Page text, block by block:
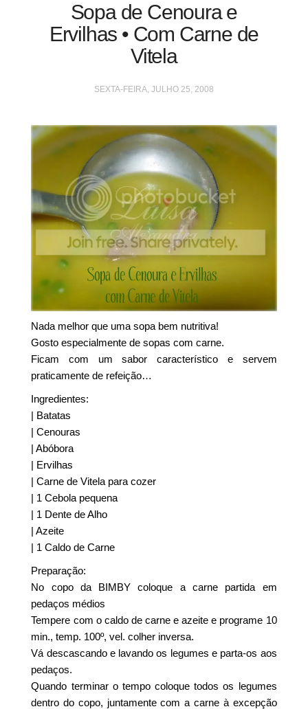
Sopa de Cenoura e
Ervilhas • Com Carne de
Vitela
SEXTA-FEIRA, JULHO 25, 2008
Nada melhor que uma sopa bem nutritiva!
Gosto especialmente de sopas com carne.
Ficam com um sabor característico e servem
praticamente de refeição…
Ingredientes:
| Batatas
| Cenouras
| Abóbora
| Ervilhas
| Carne de Vitela para cozer
| 1 Cebola pequena
| 1 Dente de Alho
| Azeite
| 1 Caldo de Carne
Preparação:
No copo da BIMBY coloque a carne partida em
pedaços médios
Tempere com o caldo de carne e azeite e programe 10
min., temp. 100º, vel. colher inversa.
Vá descascando e lavando os legumes e parta-os aos
pedaços.
Quando terminar o tempo coloque todos os legumes
dentro do copo, juntamente com a carne à excepção